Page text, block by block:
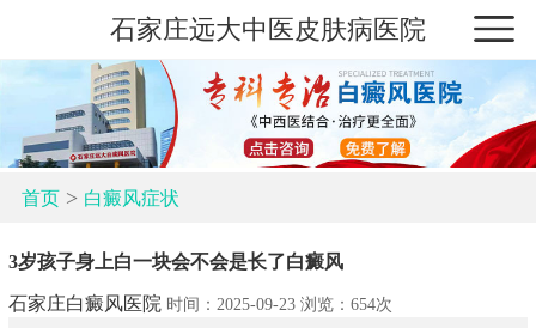
石家庄远大中医皮肤病医院
首页> 白癜风症状
3岁孩子身上白一块会不会是长了白癜风
石家庄白癜风医院 时间：2025-09-23 浏览： 654次